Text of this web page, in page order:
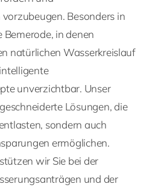
Besonders in
in denen
natürlichen Wasserkreislauf
unverzichtbar. Unser
Lösungen, die
sondern auch
ermöglichen.
wir Sie bei der
und der